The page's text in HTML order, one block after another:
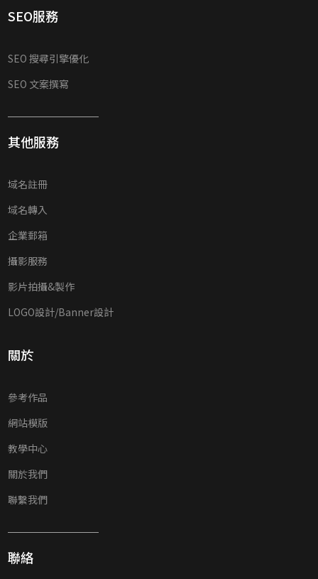
SEO服務
SEO 搜尋引擎優化
SEO 文案撰寫
其他服務
域名註冊
域名轉入
企業郵箱
攝影服務
影片拍攝&製作
LOGO設計/Banner設計
關於
參考作品
網站模版
教學中心
關於我們
聯繫我們
聯絡